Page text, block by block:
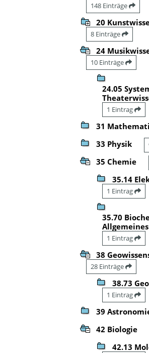
148 Einträge
20
8 Einträge
24
10 Einträge
24.05
1 Eintrag
31
33 Physik
35 Chemie
35.14
1 Eintrag
35.70
Allgemeines
1 Eintrag
38
28 Einträge
38.73
1 Eintrag
39
42 Biologie
42.13